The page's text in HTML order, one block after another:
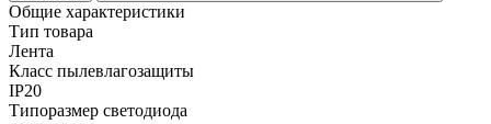
Общие характеристики
Тип товара
Лента
Класс пылевлагозащиты
IP20
Типоразмер светодиода